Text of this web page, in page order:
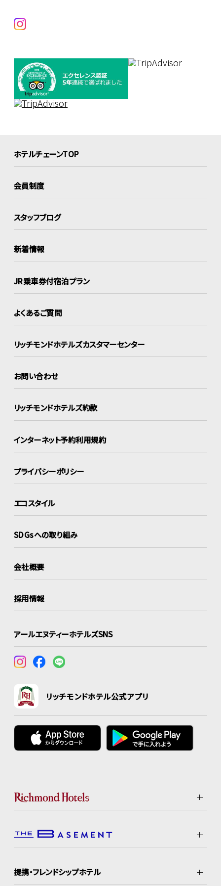
ホテルチェーンTOP
会員制度
スタッフブログ
新着情報
JR乗車券付宿泊プラン
よくあるご質問
リッチモンドホテルズカスタマーセンター
お問い合わせ
リッチモンドホテルズ約款
インターネット予約利用規約
プライバシーポリシー
エコスタイル
SDGsへの取り組み
会社概要
採用情報
アールエヌティーホテルズSNS
リッチモンドホテル公式アプリ
提携・フレンドシップホテル